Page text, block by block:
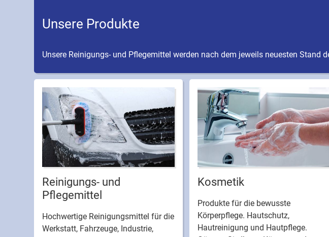
Unsere Produkte
Unsere Reinigungs- und Pflegemittel werden nach dem jeweils neuesten
Reinigungs- und
Pflegemittel
Hochwertige Reinigungsmittel für die
Werkstatt, Fahrzeuge, Industrie,
Kosmetik
Produkte für die bewusste
Körperpflege. Hautschutz,
Hautreinigung und Hautpflege.